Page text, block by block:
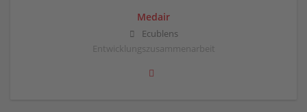
Medair
Ecublens
Entwicklungszusammenarbeit